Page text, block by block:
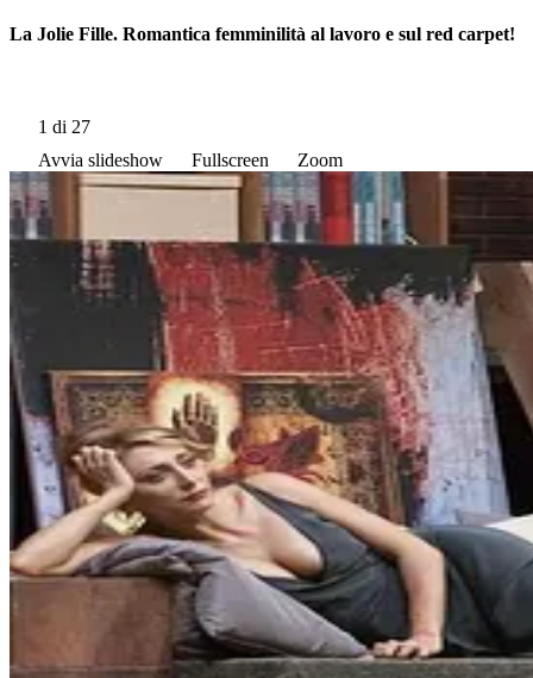
La Jolie Fille. Romantica femminilità al lavoro e sul red carpet!
1 di 27
Avvia slideshow
Fullscreen Zoom